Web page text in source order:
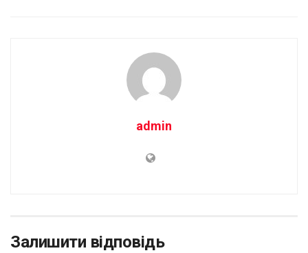
admin
Залишити відповідь